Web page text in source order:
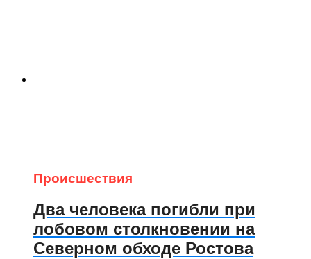
Происшествия
Два человека погибли при
лобовом столкновении на
Северном обходе Ростова